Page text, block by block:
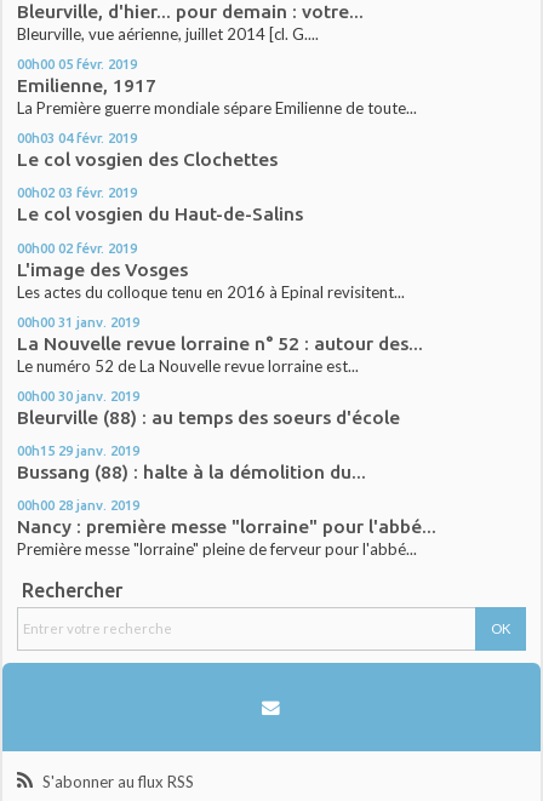
Bleurville, d'hier... pour demain : votre...
Bleurville, vue aérienne, juillet 2014 [cl. G....
00h00 05 févr. 2019
Emilienne, 1917
La Première guerre mondiale sépare Emilienne de toute...
00h03 04 févr. 2019
Le col vosgien des Clochettes
00h02 03 févr. 2019
Le col vosgien du Haut-de-Salins
00h00 02 févr. 2019
L'image des Vosges
Les actes du colloque tenu en 2016 à Epinal revisitent...
00h00 31 janv. 2019
La Nouvelle revue lorraine n° 52 : autour des...
Le numéro 52 de La Nouvelle revue lorraine est...
00h00 30 janv. 2019
Bleurville (88) : au temps des soeurs d'école
00h15 29 janv. 2019
Bussang (88) : halte à la démolition du...
00h00 28 janv. 2019
Nancy : première messe "lorraine" pour l'abbé...
Première messe "lorraine" pleine de ferveur pour l'abbé...
Rechercher
S'abonner au flux RSS